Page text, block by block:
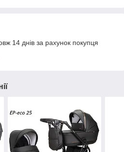
14 днів за рахунок покупця